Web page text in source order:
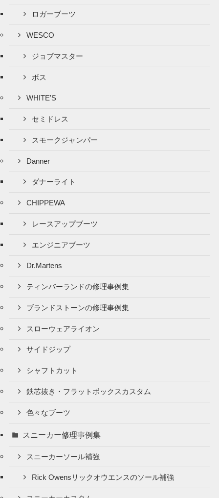
ロガーブーツ
WESCO
ジョブマスター
ボス
WHITE'S
セミドレス
スモークジャンパー
Danner
ダナーライト
CHIPPEWA
レースアップブーツ
エンジニアブーツ
Dr.Martens
ティンバーランドの修理事例集
ブランドストーンの修理事例集
スローウェアライオン
サイドジップ
シャフトカット
鉄芯抜き・フラットボックスカスタム
色々なブーツ
スニーカー修理事例集
スニーカーソール補強
Rick Owensリックオウエンスのソール補強